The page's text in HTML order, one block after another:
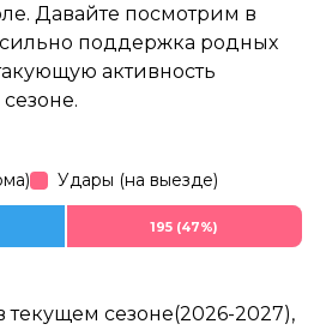
Давайте посмотрим в
поддержка родных
активность
Удары (на выезде)
195 (47%)
текущем сезоне(2026-2027),